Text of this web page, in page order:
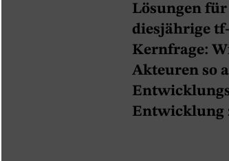
Lösungen
diesjährige
Kernfrage:
Akteuren so
Entwicklung